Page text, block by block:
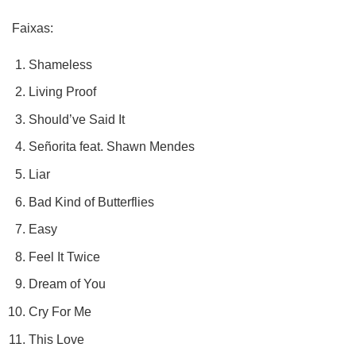
Faixas:
Shameless
Living Proof
Should’ve Said It
Señorita feat. Shawn Mendes
Liar
Bad Kind of Butterflies
Easy
Feel It Twice
Dream of You
Cry For Me
This Love